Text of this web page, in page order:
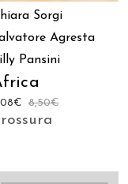
Sorgi
Agresta
Pansini
8,50€
€